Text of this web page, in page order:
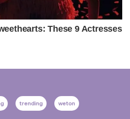
trending weton